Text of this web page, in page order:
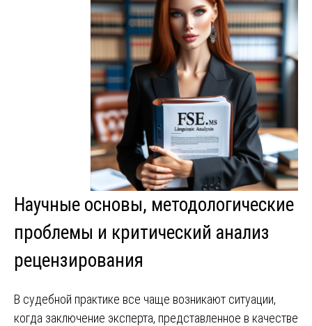
Научные основы, методологические
проблемы и критический анализ
рецензирования
В судебной практике все чаще возникают ситуации,
когда заключение эксперта, представленное в качестве